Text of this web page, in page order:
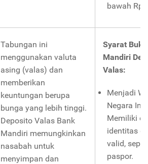
bawah
Tabungan ini
menggunakan valuta
asing (valas) dan
memberikan
keuntungan berupa
bunga yang lebih tinggi.
Deposito Valas Bank
Mandiri memungkinkan
nasabah untuk
menyimpan dan
Syarat
Mandiri
Valas:
Menjadi
Negara
Memiliki
identitas
valid,
paspor.